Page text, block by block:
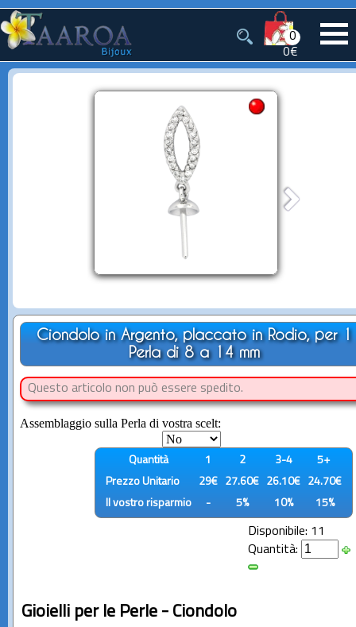
0
0€
Ciondolo in Argento, placcato in Rodio, per 1
Perla di 8 a 14 mm
Questo articolo non può essere spedito.
Assemblaggio sulla Perla di vostra scelt:
Quantità 1 2 3-4
5+
Prezzo Unitario
29€ 27.60€ 26.10€
24.70€
Il vostro risparmio
- 5% 10% 15%
Disponibile: 11
Quantità:
Gioielli per le Perle - Ciondolo